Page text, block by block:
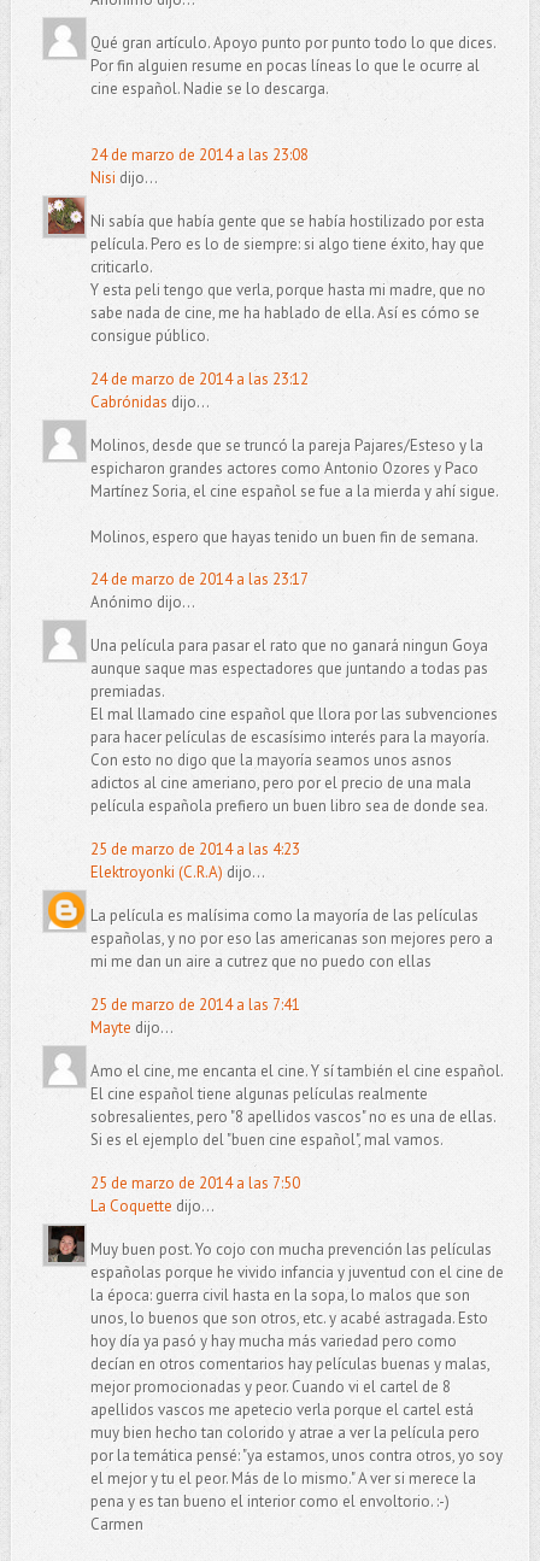
Qué gran artículo. Apoyo punto por punto todo lo que dices.
Por fin alguien resume en pocas líneas lo que le ocurre al
cine español. Nadie se lo descarga.
24 de marzo de 2014 a las 23:08
Nisi dijo...
Ni sabía que había gente que se había hostilizado por esta
película. Pero es lo de siempre: si algo tiene éxito, hay que
criticarlo.
Y esta peli tengo que verla, porque hasta mi madre, que no
sabe nada de cine, me ha hablado de ella. Así es cómo se
consigue público.
24 de marzo de 2014 a las 23:12
Cabrónidas dijo...
Molinos, desde que se truncó la pareja Pajares/Esteso y la
espicharon grandes actores como Antonio Ozores y Paco
Martínez Soria, el cine español se fue a la mierda y ahí sigue.
Molinos, espero que hayas tenido un buen fin de semana.
24 de marzo de 2014 a las 23:17
Anónimo dijo...
Una película para pasar el rato que no ganará ningun Goya
aunque saque mas espectadores que juntando a todas pas
premiadas.
El mal llamado cine español que llora por las subvenciones
para hacer películas de escasísimo interés para la mayoría.
Con esto no digo que la mayoría seamos unos asnos
adictos al cine ameriano, pero por el precio de una mala
película española prefiero un buen libro sea de donde sea.
25 de marzo de 2014 a las 4:23
Elektroyonki (C.R.A) dijo...
La película es malísima como la mayoría de las películas
españolas, y no por eso las americanas son mejores pero a
mi me dan un aire a cutrez que no puedo con ellas
25 de marzo de 2014 a las 7:41
Mayte dijo...
Amo el cine, me encanta el cine. Y sí también el cine español.
El cine español tiene algunas películas realmente
sobresalientes, pero "8 apellidos vascos" no es una de ellas.
Si es el ejemplo del "buen cine español", mal vamos.
25 de marzo de 2014 a las 7:50
La Coquette dijo...
Muy buen post. Yo cojo con mucha prevención las películas
españolas porque he vivido infancia y juventud con el cine de
la época: guerra civil hasta en la sopa, lo malos que son
unos, lo buenos que son otros, etc. y acabé astragada. Esto
hoy día ya pasó y hay mucha más variedad pero como
decían en otros comentarios hay películas buenas y malas,
mejor promocionadas y peor. Cuando vi el cartel de 8
apellidos vascos me apetecio verla porque el cartel está
muy bien hecho tan colorido y atrae a ver la película pero
por la temática pensé: "ya estamos, unos contra otros, yo soy
el mejor y tu el peor. Más de lo mismo." A ver si merece la
pena y es tan bueno el interior como el envoltorio. :-)
Carmen